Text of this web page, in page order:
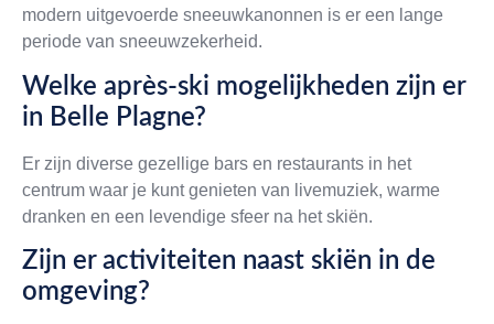
modern uitgevoerde sneeuwkanonnen is er een lange
periode van sneeuwzekerheid.
Welke après-ski mogelijkheden zijn er
in Belle Plagne?
Er zijn diverse gezellige bars en restaurants in het
centrum waar je kunt genieten van livemuziek, warme
dranken en een levendige sfeer na het skiën.
Zijn er activiteiten naast skiën in de
omgeving?